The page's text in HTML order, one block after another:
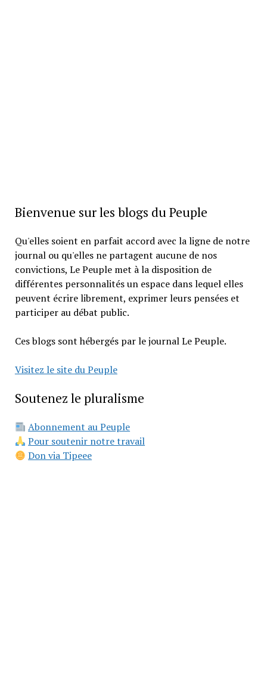
Bienvenue sur les blogs du Peuple
Qu'elles soient en parfait accord avec la ligne de notre
journal ou qu'elles ne partagent aucune de nos
convictions, Le Peuple met à la disposition de
différentes personnalités un espace dans lequel elles
peuvent écrire librement, exprimer leurs pensées et
participer au débat public.
Ces blogs sont hébergés par le journal Le Peuple.
Visitez le site du Peuple
Soutenez le pluralisme
Abonnement au Peuple
Pour soutenir notre travail
Don via Tipeee